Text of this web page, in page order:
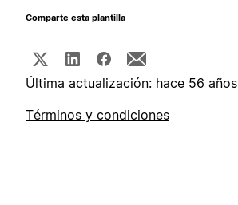
Comparte esta plantilla
Última actualización: hace 56 años
Términos y condiciones